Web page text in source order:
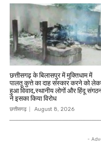
छत्तीसगढ़ के बिलासपुर में मुक्तिधाम में
पालतू कुत्ते का दाह संस्कार करने को
हुआ विवाद,स्थानीय लोगों और हिंदू
ने इसका किया विरोध
छत्तीसगढ़ August 8, 2026
-